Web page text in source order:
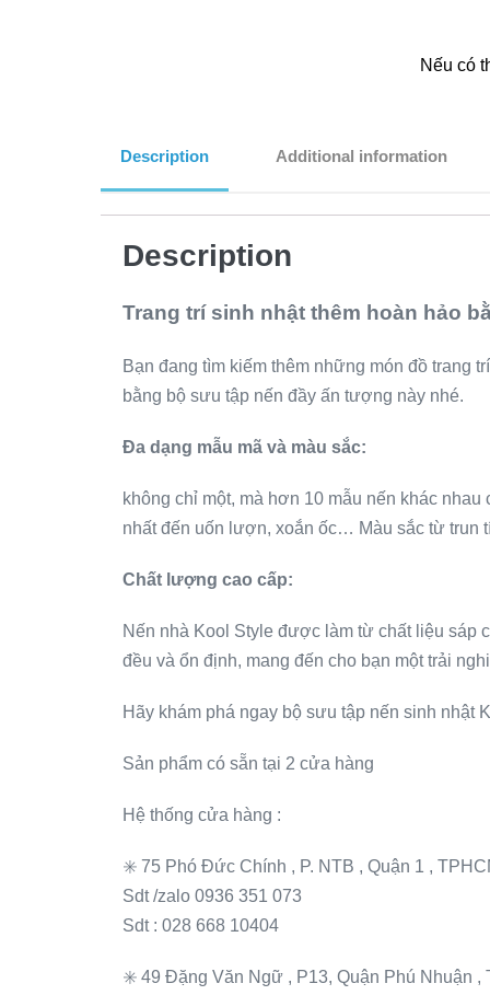
Nếu có
Description Additional information
Description
Trang trí sinh nhật thêm hoàn hảo
Bạn đang tìm kiếm thêm những món đồ trang
bằng bộ sưu tập nến đầy ấn tượng này nhé.
Đa dạng mẫu mã và màu sắc:
không chỉ một, mà hơn 10 mẫu nến khác
nhất đến uốn lượn, xoắn ốc… Màu sắc từ trun
Chất lượng cao cấp:
Nến nhà Kool Style được làm từ chất liệu sáp
đều và ổn định, mang đến cho bạn một trải
Hãy khám phá ngay bộ sưu tập nến sinh nhật
Sản phẩm có sẵn tại 2 cửa hàng
Hệ thống cửa hàng :
✳️ 75 Phó Đức Chính , P. NTB , Quận 1 ,
Sdt /zalo 0936 351 073
Sdt : 028 668 10404
✳️ 49 Đặng Văn Ngữ , P13, Quận Phú Nhuận ,